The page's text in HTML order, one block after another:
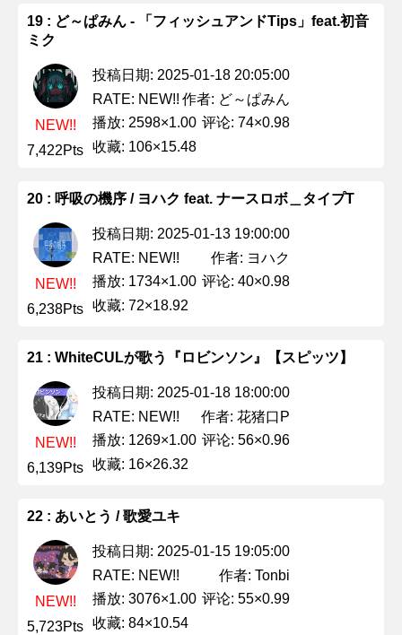
19 : ど～ぱみん - 「フィッシュアンドTips」feat.初音
ミク
NEW!!
7,422Pts
投稿日期: 2025-01-18 20:05:00
RATE: NEW!! 作者: ど～ぱみん
播放: 2598×1.00 评论: 74×0.98
收藏: 106×15.48
20 : 呼吸の機序 / ヨハク feat. ナースロボ＿タイプT
NEW!!
6,238Pts
投稿日期: 2025-01-13 19:00:00
RATE: NEW!!
作者: ヨハク
播放: 1734×1.00 评论: 40×0.98
收藏: 72×18.92
21 : WhiteCULが歌う『ロビンソン』【スピッツ】
NEW!!
6,139Pts
投稿日期: 2025-01-18 18:00:00
RATE: NEW!!
作者: 花猪口P
播放: 1269×1.00 评论: 56×0.96
收藏: 16×26.32
22 : あいとう / 歌愛ユキ
NEW!!
5,723Pts
投稿日期: 2025-01-15 19:05:00
RATE: NEW!!
作者: Tonbi
播放: 3076×1.00 评论: 55×0.99
收藏: 84×10.54